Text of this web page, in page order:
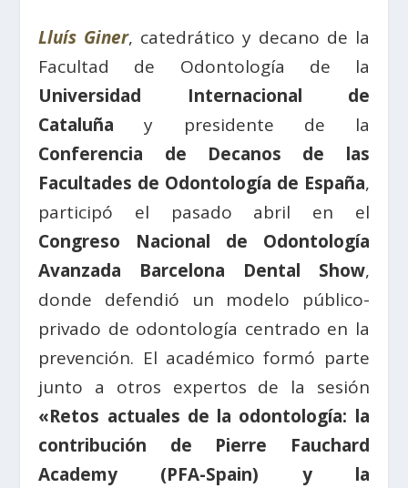
Lluís Giner, catedrático y decano de la
Facultad de Odontología de la
Universidad Internacional de
Cataluña y presidente de la
Conferencia de Decanos de las
Facultades de Odontología de España,
participó el pasado abril en el
Congreso Nacional de Odontología
Avanzada Barcelona Dental Show,
donde defendió un modelo público-
privado de odontología centrado en la
prevención. El académico formó parte
junto a otros expertos de la sesión
«Retos actuales de la odontología: la
contribución de Pierre Fauchard
Academy (PFA-Spain) y la